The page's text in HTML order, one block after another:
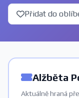
Přidat do
Alžběta
Aktuálně hraná